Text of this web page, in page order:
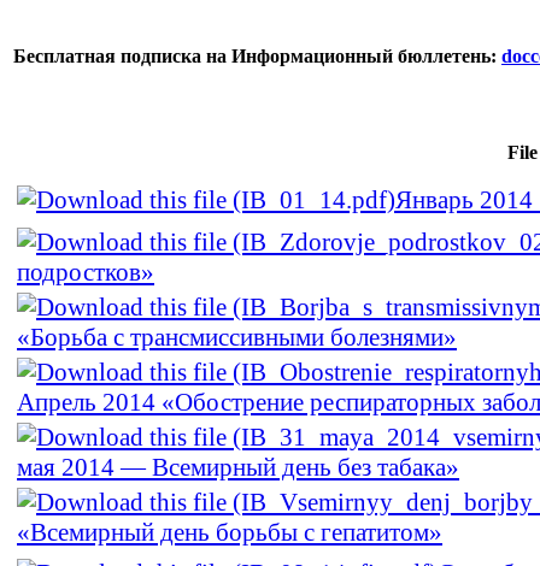
Бесплатная подписка на Информационный бюллетень:
File
Январь 2014
подростков»
«Борьба с трансмиссивными болезнями»
Апрель 2014 «Обострение респираторных
мая 2014 — Всемирный день без табака»
«Всемирный день борьбы с гепатитом»